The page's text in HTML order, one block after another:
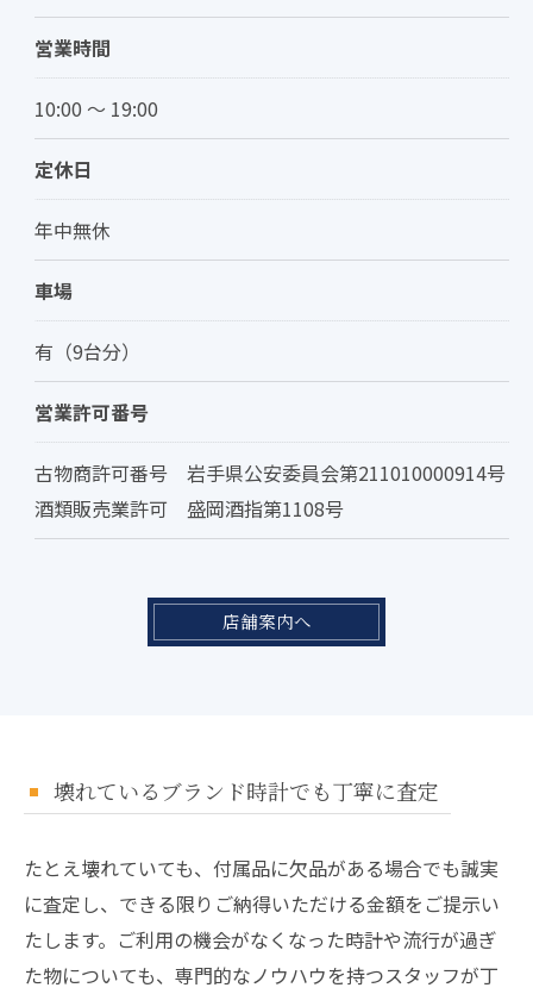
営業時間
10:00 ～ 19:00
定休日
年中無休
車場
有（9台分）
営業許可番号
古物商許可番号 岩手県公安委員会第211010000914号
酒類販売業許可 盛岡酒指第1108号
店舗案内へ
壊れているブランド時計でも丁寧に査定
たとえ壊れていても、付属品に欠品がある場合でも誠実
に査定し、できる限りご納得いただける金額をご提示い
たします。ご利用の機会がなくなった時計や流行が過ぎ
た物についても、専門的なノウハウを持つスタッフが丁